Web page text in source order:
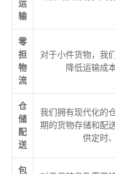
运
输
零
担
物
流
对于小件货物，我
降低运输成
仓
储
配
送
我们拥有现代化的
期的货物存储和配
供定时
包